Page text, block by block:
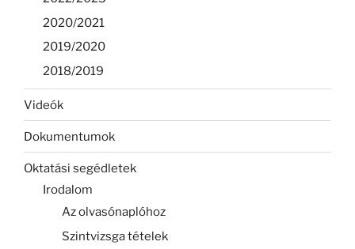
2020/2021
2019/2020
2018/2019
Videók
Dokumentumok
Oktatási segédletek
Irodalom
Az olvasónaplóhoz
Szintvizsga tételek